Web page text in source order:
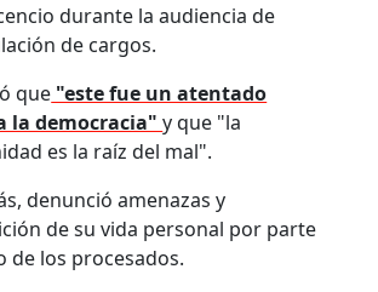
durante la audiencia de
de cargos.
que "este fue un atentado
la democracia"y que "la
es la raíz del mal".
denunció amenazas y
de su vida personal por parte
de los procesados.